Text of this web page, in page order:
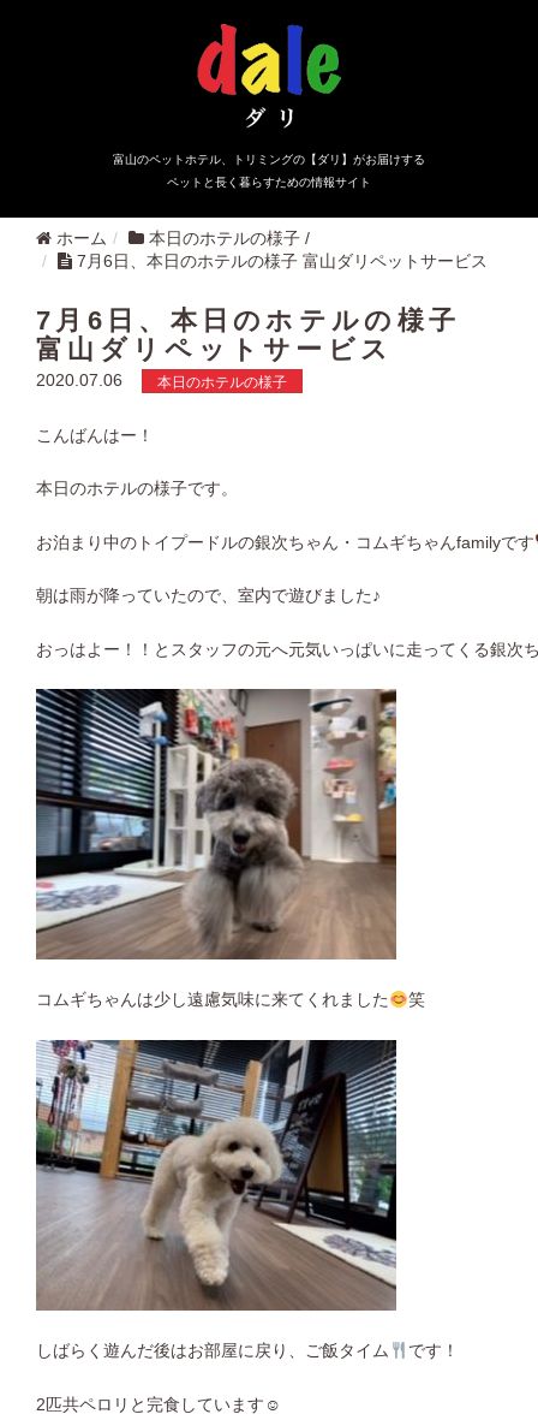
富山のペットホテル、トリミングの【ダリ】がお届けする
ペットと長く暮らすための情報サイト
ホーム 本日のホテルの様子 /
7月6日、本日のホテルの様子 富山ダリペットサービス
7月6日、本日のホテルの様子
富山ダリペットサービス
2020.07.06 本日のホテルの様子
こんばんはー！
本日のホテルの様子です。
お泊まり中のトイプードルの銀次ちゃん・コムギちゃんfamilyです
朝は雨が降っていたので、室内で遊びました♪
おっはよー！！とスタッフの元へ元気いっぱいに走ってくる銀次
コムギちゃんは少し遠慮気味に来てくれました 笑
しばらく遊んだ後はお部屋に戻り、ご飯タイム です！
2匹共ペロリと完食しています☺︎